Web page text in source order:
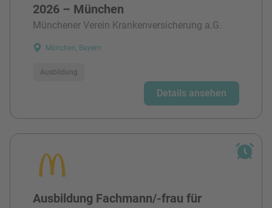
2026 – München
Münchener Verein Krankenversicherung a.G.
München, Bayern
Ausbildung
Details ansehen
Ausbildung Fachmann/-frau für